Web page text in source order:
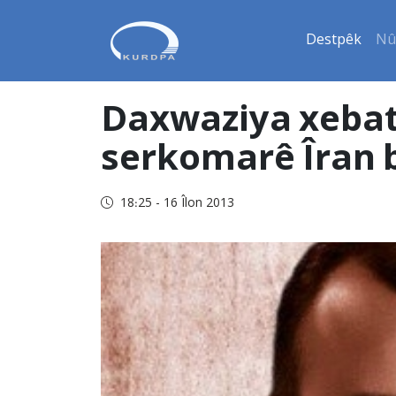
Destpêk
Daxwaziya
serkomarê Îran
18:25 - 16 Îlon 2013